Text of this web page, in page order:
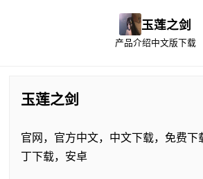
玉莲之剑
产品介绍中文版下载
玉莲之剑
官网，官方中文，中文下载，免费下
丁下载，安卓